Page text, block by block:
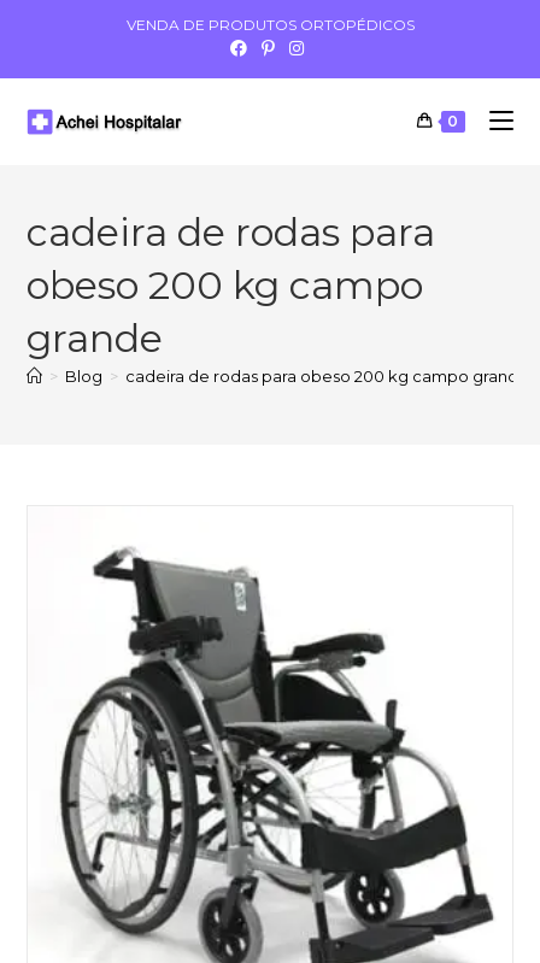
VENDA DE PRODUTOS ORTOPÉDICOS
0
cadeira de rodas para
obeso 200 kg campo
grande
> Blog > cadeira de rodas para obeso 200 kg campo grande